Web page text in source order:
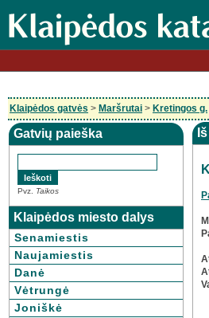
Klaipėdos gatvės > Maršrutai > Kretingos g.
Gatvių paieška
Pvz. Taikos
Klaipėdos miesto dalys
Senamiestis
Naujamiestis
Danė
Vėtrungė
Joniškė